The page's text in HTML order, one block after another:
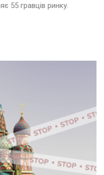
55 гравців ринку.